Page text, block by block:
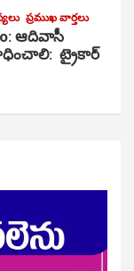
ప్రముఖ వార్తలు
ఆదివాసీ
ట్రైకార్